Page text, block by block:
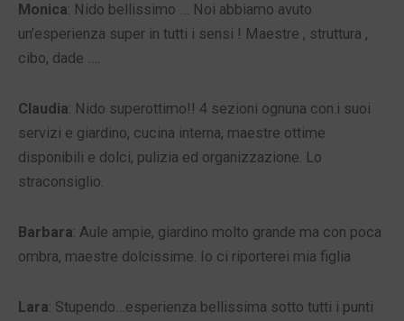
Monica: Nido bellissimo … Noi abbiamo avuto
un’esperienza super in tutti i sensi ! Maestre , struttura ,
cibo, dade ….
Claudia: Nido superottimo!! 4 sezioni ognuna con.i suoi
servizi e giardino, cucina interna, maestre ottime
disponibili e dolci, pulizia ed organizzazione. Lo
straconsiglio.
Barbara: Aule ampie, giardino molto grande ma con poca
ombra, maestre dolcissime. Io ci riporterei mia figlia
Lara: Stupendo…esperienza bellissima sotto tutti i punti